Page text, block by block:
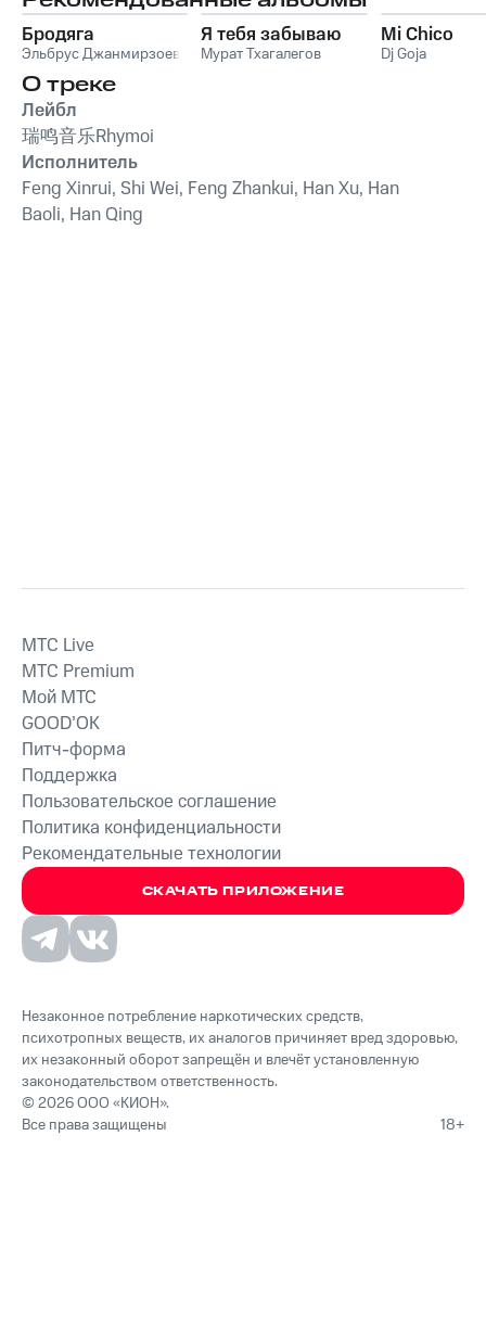
Бродяга
Эльбрус Джанмирзоев
Я тебя забываю
Мурат Тхагалегов
Mi Chico
Dj Goja
О треке
Лейбл
瑞鸣音乐Rhymoi
Исполнитель
Feng Xinrui, Shi Wei, Feng Zhankui, Han Xu, Han
Baoli, Han Qing
СКАЧАТЬ ПРИЛОЖЕНИЕ
MTС Live
MTС Premium
Мой МТС
GOOD’OK
Питч-форма
Поддержка
Пользовательское соглашение
Политика конфиденциальности
Рекомендательные технологии
Незаконное потребление наркотических средств,
психотропных веществ, их аналогов причиняет вред здоровью,
их незаконный оборот запрещён и влечёт установленную
законодательством ответственность.
© 2026 ООО «КИОН».
Все права защищены
18+